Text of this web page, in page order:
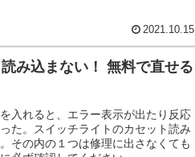
2021.10.15
み込まない！ 無料で直せる
入れると、エラー表示が出たり反応
た。スイッチライトのカセット読み
その内の１つは修理に出さなくても